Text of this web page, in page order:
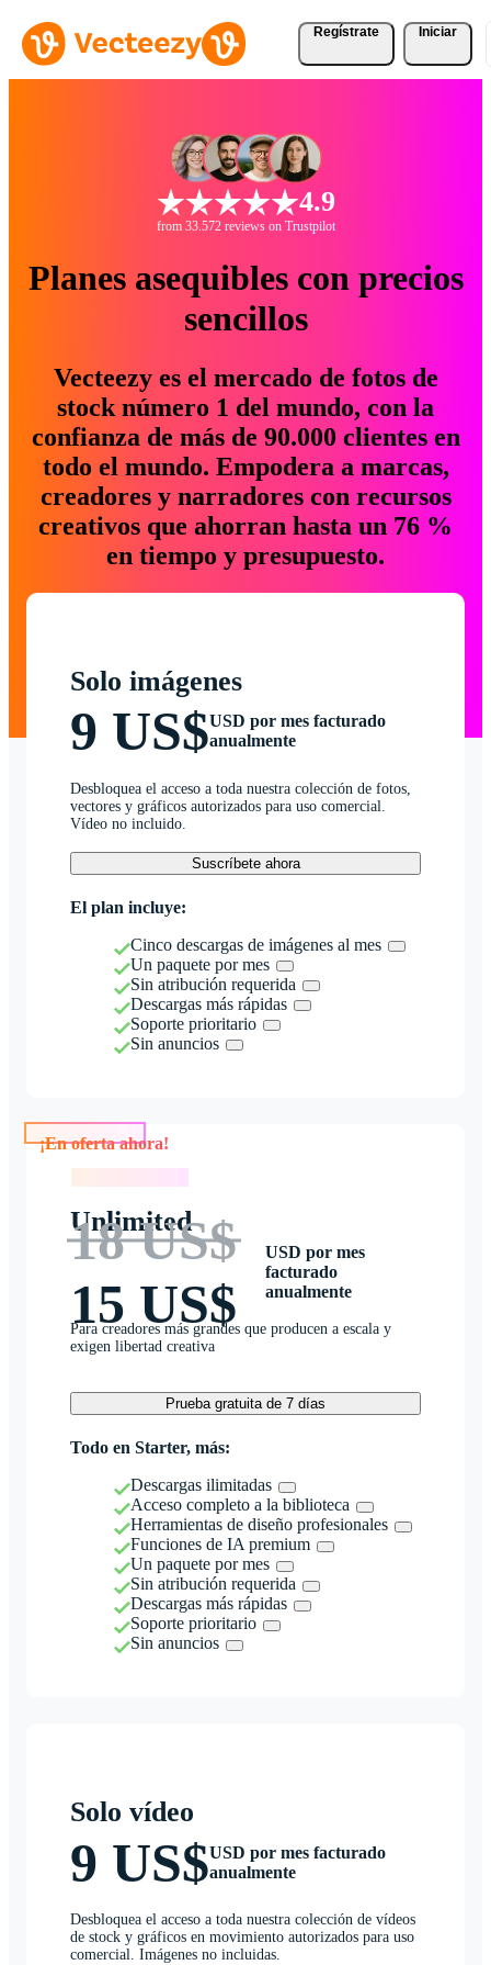
Regístrate Iniciar
4.9
from 33.572 reviews on Trustpilot
Planes asequibles con precios
sencillos
Vecteezy es el mercado de fotos de
stock número 1 del mundo, con la
confianza de más de 90.000 clientes en
todo el mundo. Empodera a marcas,
creadores y narradores con recursos
creativos que ahorran hasta un 76 %
en tiempo y presupuesto.
Solo imágenes
9 US$USD por mes facturado
anualmente
Desbloquea el acceso a toda nuestra colección de fotos,
vectores y gráficos autorizados para uso comercial.
Vídeo no incluido.
Suscríbete ahora
El plan incluye:
Cinco descargas de imágenes al mes
Un paquete por mes
Sin atribución requerida
Descargas más rápidas
Soporte prioritario
Sin anuncios
Unlimited
18 US$
15 US$
USD por mes
facturado
anualmente
Para creadores más grandes que producen a escala y
exigen libertad creativa
Prueba gratuita de 7 días
Todo en Starter, más:
Descargas ilimitadas
Acceso completo a la biblioteca
Herramientas de diseño profesionales
Funciones de IA premium
Un paquete por mes
Sin atribución requerida
Descargas más rápidas
Soporte prioritario
Sin anuncios
Solo vídeo
9 US$USD por mes facturado
anualmente
Desbloquea el acceso a toda nuestra colección de vídeos
de stock y gráficos en movimiento autorizados para uso
comercial. Imágenes no incluidas.